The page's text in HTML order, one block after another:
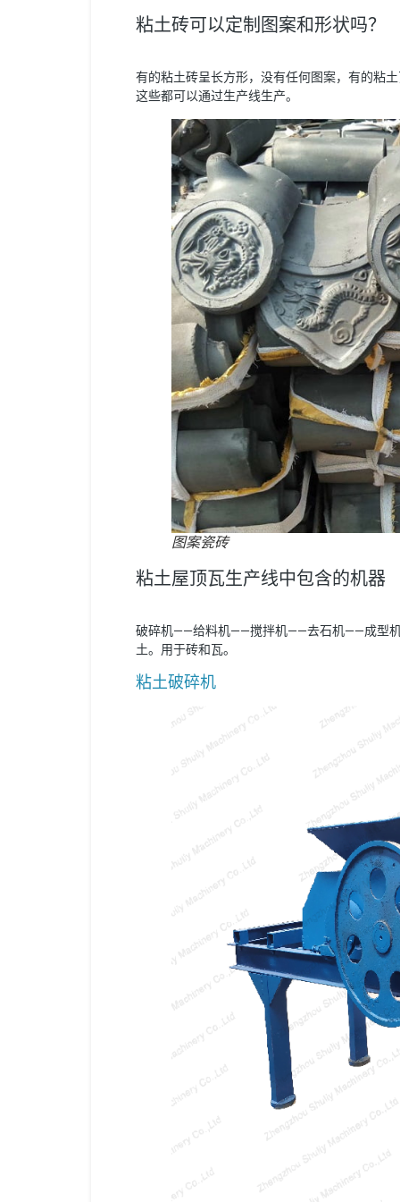
粘土砖可以定制图案和形状吗？
有的粘土砖呈长方形，没有任何图案，有的粘
这些都可以通过生产线生产。
图案瓷砖
粘土屋顶瓦生产线中包含的机器
破碎机——给料机——搅拌机——去石机——成型
土。用于砖和瓦。
粘土破碎机